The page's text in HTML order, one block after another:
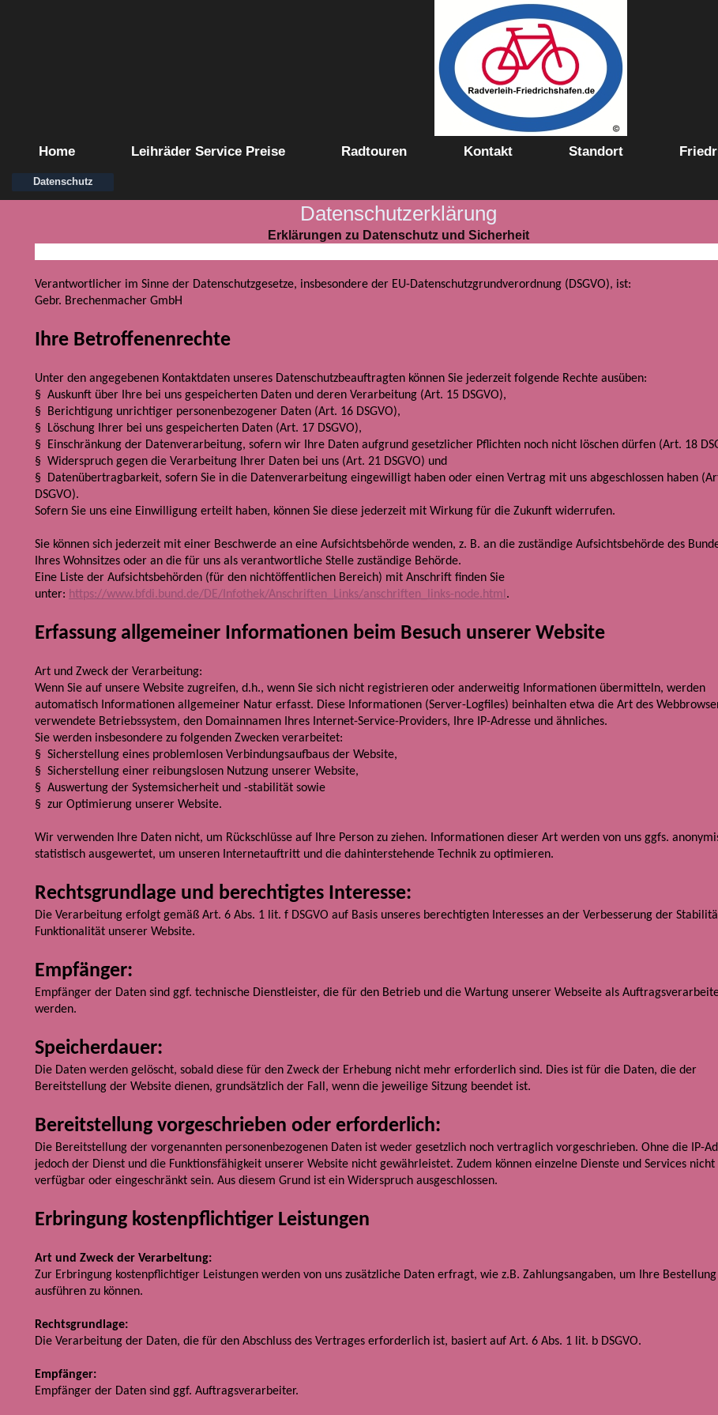
Home Leihräder Service Preise Radtouren Kontakt Standort
Datenschutz
Datenschutzerklärung
Erklärungen zu Datenschutz und Sicherheit
Verantwortlicher im Sinne der Datenschutzgesetze, insbesondere der EU-Datenschutzgrundverordnung (DSGVO), ist:
Gebr. Brechenmacher GmbH
Ihre Betroffenenrechte
Unter den angegebenen Kontaktdaten unseres Datenschutzbeauftragten können Sie jederzeit folgende Rechte ausüben:
§ Auskunft über Ihre bei uns gespeicherten Daten und deren Verarbeitung (Art. 15 DSGVO),
§ Berichtigung unrichtiger personenbezogener Daten (Art. 16 DSGVO),
§ Löschung Ihrer bei uns gespeicherten Daten (Art. 17 DSGVO),
§ Einschränkung der Datenverarbeitung, sofern wir Ihre Daten aufgrund gesetzlicher Pflichten noch nicht löschen dürfen (Art. 18
§ Widerspruch gegen die Verarbeitung Ihrer Daten bei uns (Art. 21 DSGVO) und
§ Datenübertragbarkeit, sofern Sie in die Datenverarbeitung eingewilligt haben oder einen Vertrag mit uns abgeschlossen haben
DSGVO).
Sofern Sie uns eine Einwilligung erteilt haben, können Sie diese jederzeit mit Wirkung für die Zukunft widerrufen.
Sie können sich jederzeit mit einer Beschwerde an eine Aufsichtsbehörde wenden, z. B. an die zuständige Aufsichtsbehörde des
Ihres Wohnsitzes oder an die für uns als verantwortliche Stelle zuständige Behörde.
Eine Liste der Aufsichtsbehörden (für den nichtöffentlichen Bereich) mit Anschrift finden Sie
unter: https://www.bfdi.bund.de/DE/Infothek/Anschriften_Links/anschriften_links-node.html .
Erfassung allgemeiner Informationen beim Besuch unserer Website
Art und Zweck der Verarbeitung:
Wenn Sie auf unsere Website zugreifen, d.h., wenn Sie sich nicht registrieren oder anderweitig Informationen übermitteln, werden
automatisch Informationen allgemeiner Natur erfasst. Diese Informationen (Server-Logfiles) beinhalten etwa die Art des
verwendete Betriebssystem, den Domainnamen Ihres Internet-Service-Providers, Ihre IP-Adresse und ähnliches.
Sie werden insbesondere zu folgenden Zwecken verarbeitet:
§ Sicherstellung eines problemlosen Verbindungsaufbaus der Website,
§ Sicherstellung einer reibungslosen Nutzung unserer Website,
§ Auswertung der Systemsicherheit und -stabilität sowie
§ zur Optimierung unserer Website.
Wir verwenden Ihre Daten nicht, um Rückschlüsse auf Ihre Person zu ziehen. Informationen dieser Art werden von uns ggfs.
statistisch ausgewertet, um unseren Internetauftritt und die dahinterstehende Technik zu optimieren.
Rechtsgrundlage und berechtigtes Interesse:
Die Verarbeitung erfolgt gemäß Art. 6 Abs. 1 lit. f DSGVO auf Basis unseres berechtigten Interesses an der Verbesserung der
Funktionalität unserer Website.
Empfänger:
Empfänger der Daten sind ggf. technische Dienstleister, die für den Betrieb und die Wartung unserer Webseite als
werden.
Speicherdauer:
Die Daten werden gelöscht, sobald diese für den Zweck der Erhebung nicht mehr erforderlich sind. Dies ist für die Daten, die der
Bereitstellung der Website dienen, grundsätzlich der Fall, wenn die jeweilige Sitzung beendet ist.
Bereitstellung vorgeschrieben oder erforderlich:
Die Bereitstellung der vorgenannten personenbezogenen Daten ist weder gesetzlich noch vertraglich vorgeschrieben. Ohne die IP-
jedoch der Dienst und die Funktionsfähigkeit unserer Website nicht gewährleistet. Zudem können einzelne Dienste und Services nicht
verfügbar oder eingeschränkt sein. Aus diesem Grund ist ein Widerspruch ausgeschlossen.
Erbringung kostenpflichtiger Leistungen
Art und Zweck der Verarbeitung:
Zur Erbringung kostenpflichtiger Leistungen werden von uns zusätzliche Daten erfragt, wie z.B. Zahlungsangaben, um Ihre Bestellung
ausführen zu können.
Rechtsgrundlage:
Die Verarbeitung der Daten, die für den Abschluss des Vertrages erforderlich ist, basiert auf Art. 6 Abs. 1 lit. b DSGVO.
Empfänger:
Empfänger der Daten sind ggf. Auftragsverarbeiter.